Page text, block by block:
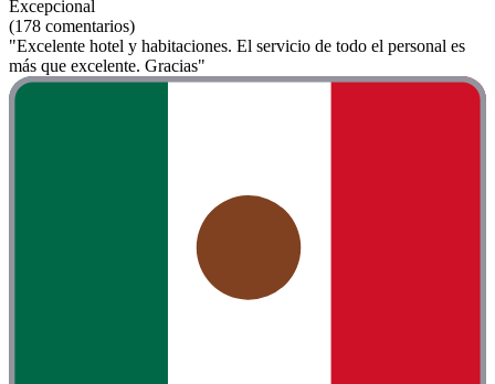
Excepcional
(178 comentarios)
"Excelente hotel y habitaciones. El servicio de todo el personal es
más que excelente. Gracias"